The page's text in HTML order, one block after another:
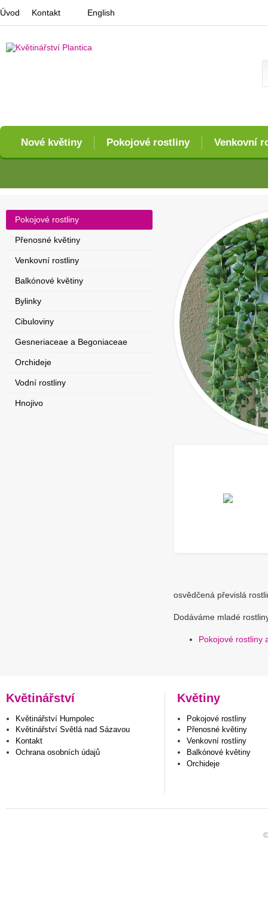
Nové květiny Pokojové rostliny Venkovní
Úvod Kontakt English
osvědčená převislá
Dodáváme mladé
Pokojové rostliny
Pokojové rostliny
Přenosné květiny
Venkovní rostliny
Balkónové květiny
Bylinky
Cibuloviny
Gesneriaceae a Begoniaceae
Orchideje
Vodní rostliny
Hnojivo
Květinářství
Květinářství Humpolec
Květinářství Světlá nad Sázavou
Kontakt
Ochrana osobních údajů
Květiny
Pokojové rostliny
Přenosné květiny
Venkovní rostliny
Balkónové květiny
Orchideje